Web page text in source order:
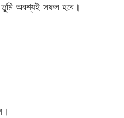
তুমি অবশ্যই সফল হবে।